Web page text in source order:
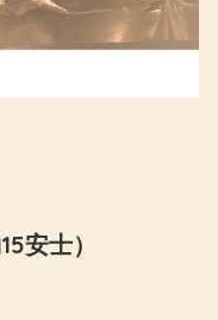
安士）